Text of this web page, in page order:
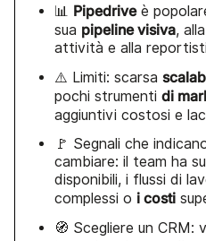
📊 Pipedriveè
sua pipeline visiva,
attività e alla
⚠️ Limiti: scarsa
pochi strumenti di
aggiuntivi costosi e
🚩 Segnali che
cambiare: il team ha
disponibili, i flussi di
complessi o i costi
🧭 Scegliere un CRM: